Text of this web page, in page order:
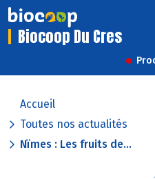
Biocoop Du Cres
Accueil
Toutes nos actualités
Nïmes : Les fruits de...